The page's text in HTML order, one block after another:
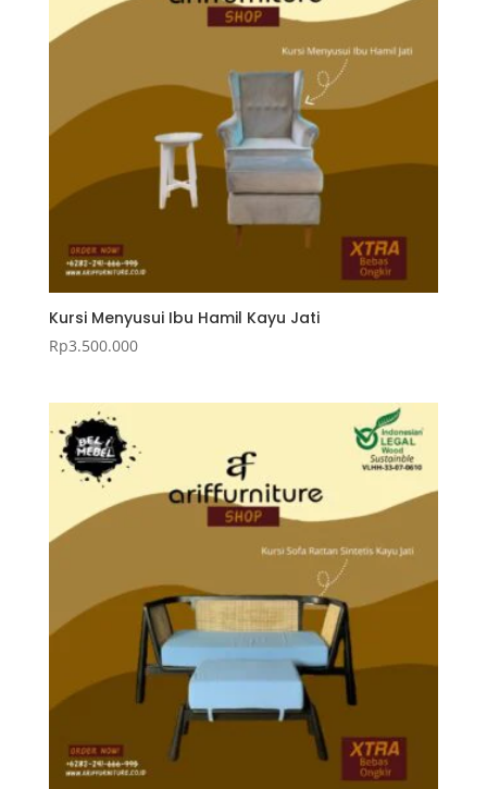
Kursi Menyusui Ibu Hamil Kayu Jati
Rp3.500.000